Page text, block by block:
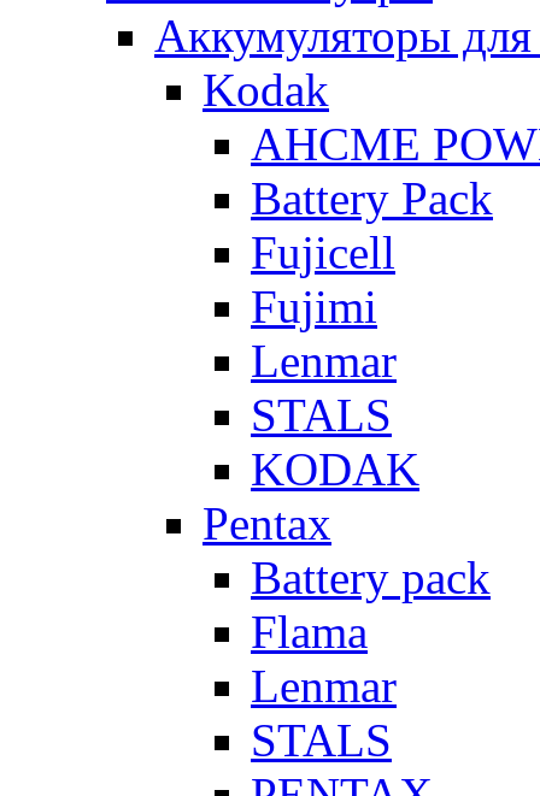
Аккумуляторы для
Kodak
AHCME
Battery Pack
Fujicell
Fujimi
Lenmar
STALS
KODAK
Pentax
Battery pack
Flama
Lenmar
STALS